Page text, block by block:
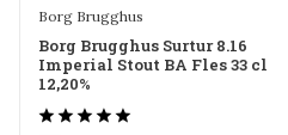
Borg Brugghus
Borg Brugghus Surtur 8.16
Imperial Stout BA Fles 33 cl
12,20%